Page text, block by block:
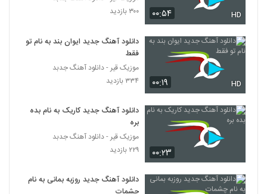
دانلود آهنگ جدید و زیبای مرتضی جلیلی با نام
قلب زخمی
دانلود آهنگ ای دل غافل از کوروش خسروی
6323
۲۱۷ بازدید
6324
آهنگ حمیدرضا جعفری بنام خدا
۲۴۷ بازدید
۰۰:۵۴ HD
۳۰۰ بازدید
۰۰:۱۹ HD
دانلود آهنگ جدید ایوان بند به نام تو
فقط
موزیک قیر - دانلود آهنگ جدبد
۳۳۴ بازدید
۰۰:۲۳
دانلود آهنگ جدید کاریک به نام بده
بره
موزیک قیر - دانلود آهنگ جدبد
۲۲۹ بازدید
دانلود آهنگ جدید روزبه بمانی به نام